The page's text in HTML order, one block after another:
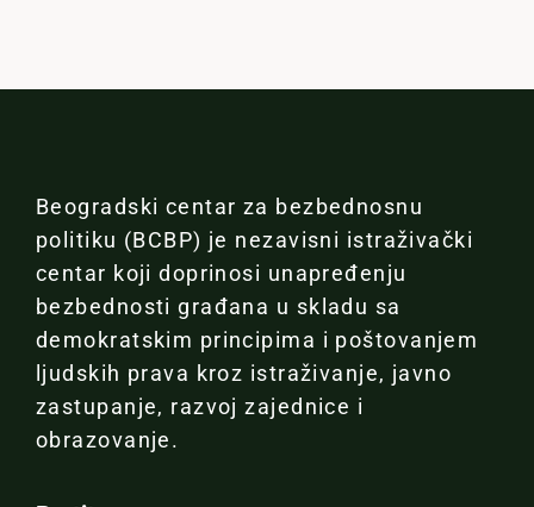
Beogradski centar za bezbednosnu
politiku (BCBP) je nezavisni istraživački
centar koji doprinosi unapređenju
bezbednosti građana u skladu sa
demokratskim principima i poštovanjem
ljudskih prava kroz istraživanje, javno
zastupanje, razvoj zajednice i
obrazovanje.